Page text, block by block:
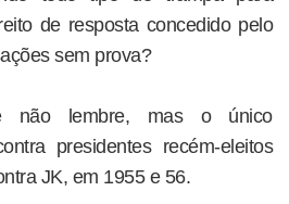
de resposta concedido pelo
sem prova?
não lembre, mas o único
presidentes recém-eleitos
JK, em 1955 e 56.